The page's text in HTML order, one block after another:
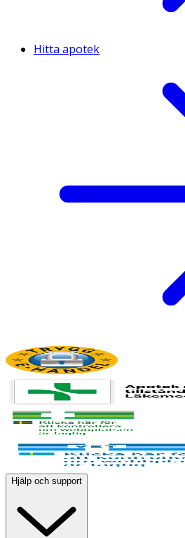
Hitta apotek
Hjälp och support